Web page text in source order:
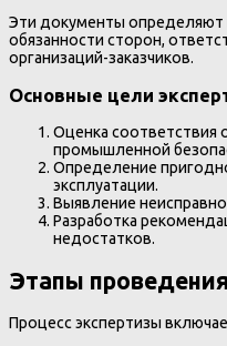
Эти документы определяют
обязанности сторон,
организаций-заказчиков.
Основные цели
Оценка соответствия
промышленной
Определение
эксплуатации.
Выявление
Разработка
недостатков.
Этапы
Процесс экспертизы